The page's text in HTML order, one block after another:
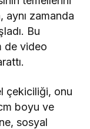
aynı zamanda
Bu
de video
çekiciliği, onu
boyu ve
sosyal